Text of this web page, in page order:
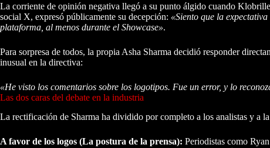
La corriente de opinión negativa llegó a su punto álgido cuando
social X, expresó públicamente su decepción: «Siento que la
plataforma, al menos durante el Showcase».
Para sorpresa de todos, la propia Asha Sharma decidió responder
inusual en la directiva:
«He visto los comentarios sobre los logotipos. Fue un error, y lo
Las dos caras del debate en la industria
La rectificación de Sharma ha dividido por completo a los analistas y a
A favor de los logos (La postura de la prensa): Periodistas como